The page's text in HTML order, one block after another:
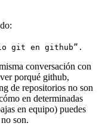
git en github”.
conversación con
porqué github,
de repositorios no son
en determinadas
en equipo) puedes
son.